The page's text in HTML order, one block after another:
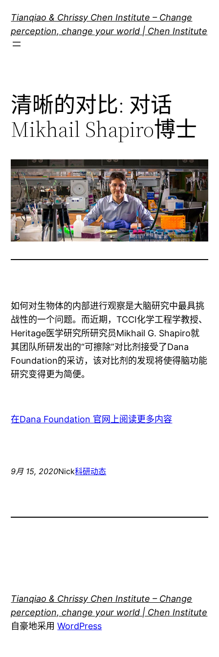
Tianqiao & Chrissy Chen Institute – Change
perception, change your world | Chen Institute
清晰的对比: 对话
Mikhail Shapiro博士
如何对生物体的内部进行观察是大脑研究中最具挑
战性的一个问题。而近期，TCCI化学工程学教授、
Heritage医学研究所研究员Mikhail G. Shapiro就
其团队所研发出的“可擦除”对比剂接受了Dana
Foundation的采访，该对比剂的发现将使得脑功能
研究变得更为简便。
在Dana Foundation 官网上阅读更多内容
9月 15, 2020Nick科研动态
Tianqiao & Chrissy Chen Institute – Change
perception, change your world | Chen Institute
自豪地采用WordPress